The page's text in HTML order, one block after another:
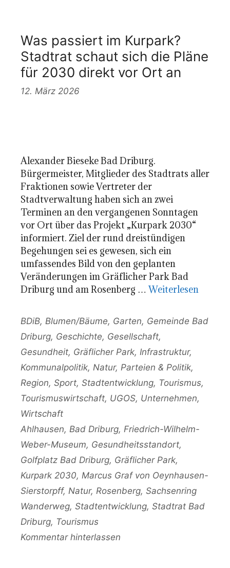
Was passiert im Kurpark?
Stadtrat schaut sich die Pläne
für 2030 direkt vor Ort an
12. März 2026
Alexander Bieseke Bad Driburg.
Bürgermeister, Mitglieder des Stadtrats aller
Fraktionen sowie Vertreter der
Stadtverwaltung haben sich an zwei
Terminen an den vergangenen Sonntagen
vor Ort über das Projekt „Kurpark 2030“
informiert. Ziel der rund dreistündigen
Begehungen sei es gewesen, sich ein
umfassendes Bild von den geplanten
Veränderungen im Gräflicher Park Bad
Driburg und am Rosenberg …Weiterlesen
Kategorien
BDiB, Blumen/Bäume, Garten, Gemeinde Bad
Driburg, Geschichte, Gesellschaft,
Gesundheit, Gräflicher Park, Infrastruktur,
Kommunalpolitik, Natur, Parteien & Politik,
Region, Sport, Stadtentwicklung, Tourismus,
Tourismuswirtschaft, UGOS, Unternehmen,
Wirtschaft
Schlagwörter
Ahlhausen, Bad Driburg, Friedrich-Wilhelm-
Weber-Museum, Gesundheitsstandort,
Golfplatz Bad Driburg, Gräflicher Park,
Kurpark 2030, Marcus Graf von Oeynhausen-
Sierstorpff, Natur, Rosenberg, Sachsenring
Wanderweg, Stadtentwicklung, Stadtrat Bad
Driburg, Tourismus
Kommentar hinterlassen